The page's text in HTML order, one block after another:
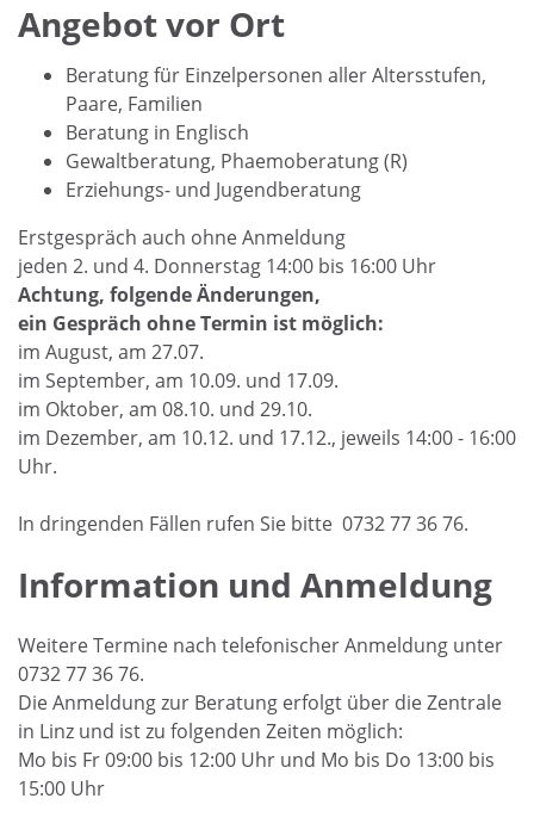
Angebot vor Ort
Beratung für Einzelpersonen aller Altersstufen,
Paare, Familien
Beratung in Englisch
Gewaltberatung, Phaemoberatung (R)
Erziehungs- und Jugendberatung
Erstgespräch auch ohne Anmeldung
jeden 2. und 4. Donnerstag 14:00 bis 16:00 Uhr
Achtung, folgende Änderungen,
ein Gespräch ohne Termin ist möglich:
im August, am 27.07.
im September, am 10.09. und 17.09.
im Oktober, am 08.10. und 29.10.
im Dezember, am 10.12. und 17.12., jeweils 14:00 - 16:00
Uhr.
In dringenden Fällen rufen Sie bitte 0732 77 36 76.
Information und Anmeldung
Weitere Termine nach telefonischer Anmeldung unter
0732 77 36 76.
Die Anmeldung zur Beratung erfolgt über die Zentrale
in Linz und ist zu folgenden Zeiten möglich:
Mo bis Fr 09:00 bis 12:00 Uhr und Mo bis Do 13:00 bis
15:00 Uhr